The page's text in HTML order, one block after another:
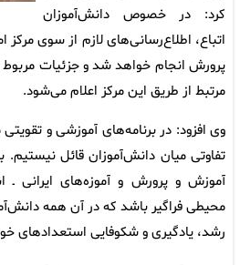
کرد: در خصوص دانش‌آموزان
اتباع، اطلاع‌رسانی‌های لازم از سوی
پرورش انجام خواهد شد و جزئیات مربوط
مرتبط از طریق این مرکز اعلام می‌شود.
وی افزود: در برنامه‌های آموزشی و
تفاوتی میان دانش‌آموزان قائل
آموزش و پرورش و آموزه‌های ایرانی ـ
محیطی فراگیر باشد که در آن همه
رشد، یادگیری و شکوفایی استعدادهای